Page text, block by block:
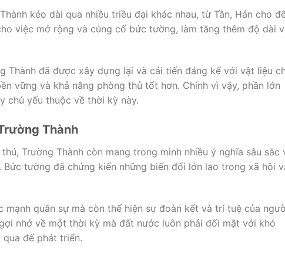
kéo dài qua nhiều triều đại khác nhau, từ Tần, Hán cho
việc mở rộng và củng cố bức tường, làm tăng thêm độ dài
Thành đã được xây dựng lại và cải tiến đáng kể với vật liệu
vững và khả năng phòng thủ tốt hơn. Chính vì vậy, phần lớn
chủ yếu thuộc về thời kỳ này.
Thành
Trường Thành còn mang trong mình nhiều ý nghĩa sâu sắc
Bức tường đã chứng kiến những biến đổi lớn lao trong xã hội
mạnh quân sự mà còn thể hiện sự đoàn kết và trí tuệ của
nhớ về một thời kỳ mà đất nước luôn phải đối mặt với khó
để phát triển.